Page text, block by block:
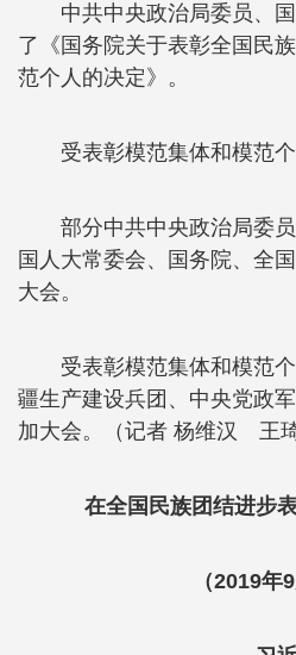
中共中央政治局委员、
了《国务院关于表彰全国民
范个人的决定》。
受表彰模范集体和模范
部分中共中央政治局委
国人大常委会、国务院、全
大会。
受表彰模范集体和模范
疆生产建设兵团、中央党政
加大会。（记者 杨维汉 王琦
在全国民族团结进步
（2019年